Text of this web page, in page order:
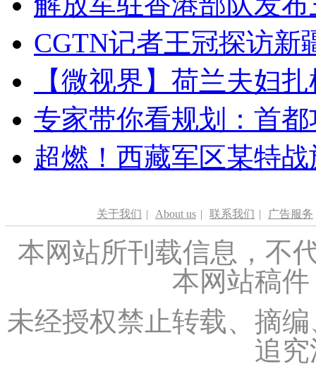
CGTN记者王冠探访新
【微视界】荷兰夫妇
专家带你看规划：首
超燃！西藏军区某特
关于我们 | About us | 联系我们 | 广告服务
本网站所刊载信息，不
本网站稿
未经授权禁止转载、摘
追